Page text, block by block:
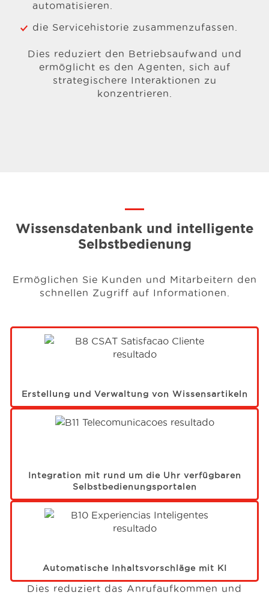
automatisieren.
die Servicehistorie zusammenzufassen.
Dies reduziert den Betriebsaufwand und
ermöglicht es den Agenten, sich auf
strategischere Interaktionen zu
konzentrieren.
Wissensdatenbank und intelligente
Selbstbedienung
Ermöglichen Sie Kunden und Mitarbeitern den
schnellen Zugriff auf Informationen.
Erstellung und Verwaltung von Wissensartikeln
Integration mit rund um die Uhr verfügbaren
Selbstbedienungsportalen
Automatische Inhaltsvorschläge mit KI
Dies reduziert das Anrufaufkommen und